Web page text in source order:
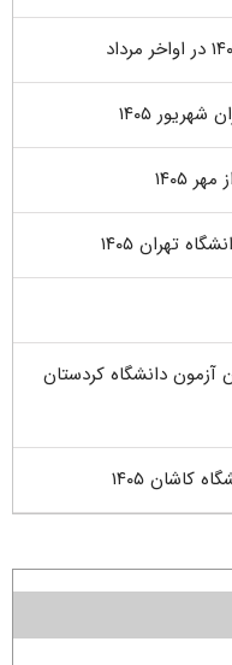
۱۴۰۵
۱۴۰۵
تهران ۱۴۰۵
آزمون دانشگاه کردستان
۱۴۰۵